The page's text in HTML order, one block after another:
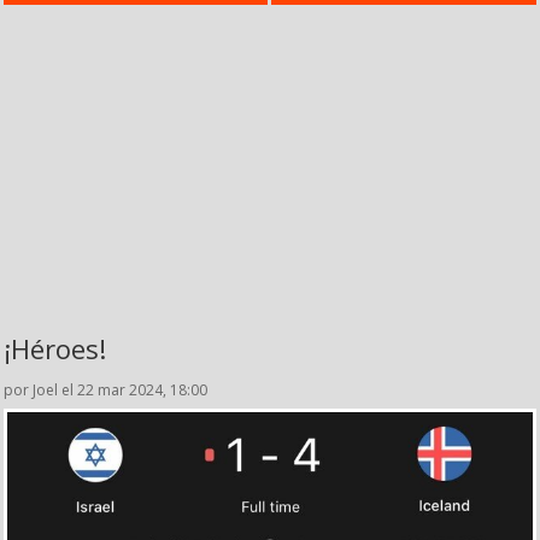
¡Héroes!
por Joel el 22 mar 2024, 18:00